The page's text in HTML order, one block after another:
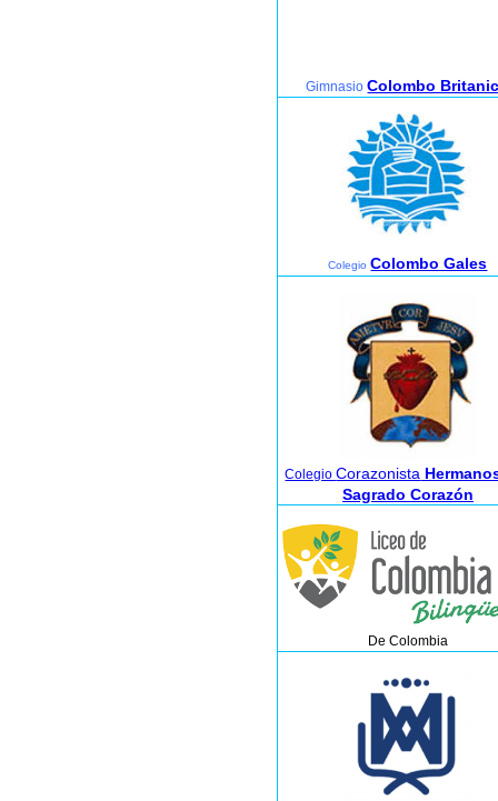
GimnasioColombo
ColegioColombo Gales
ColegioCorazonista
Sagrado Corazón
De Colombia